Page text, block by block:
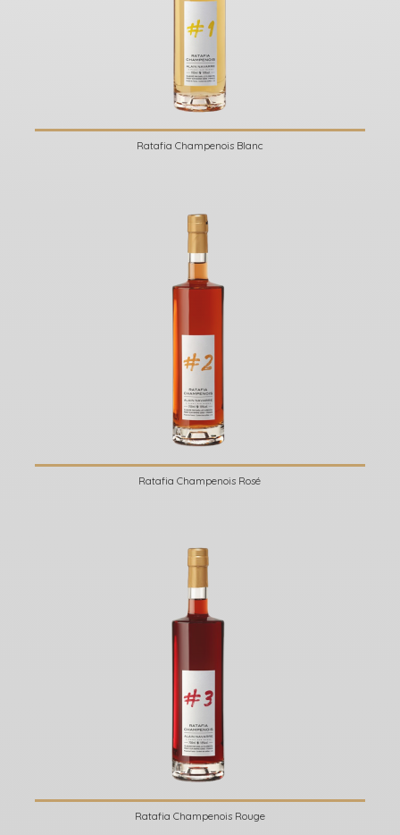
Ratafia Champenois Blanc
Ratafia Champenois Rosé
Ratafia Champenois Rouge